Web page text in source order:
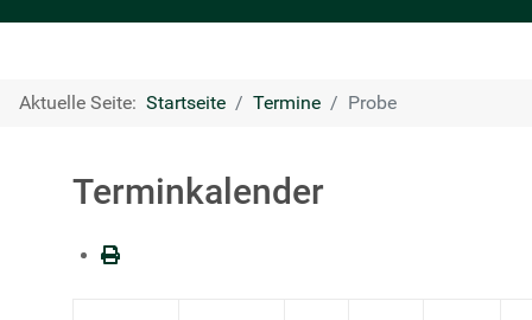
Aktuelle Seite: Startseite Termine Probe
Terminkalender